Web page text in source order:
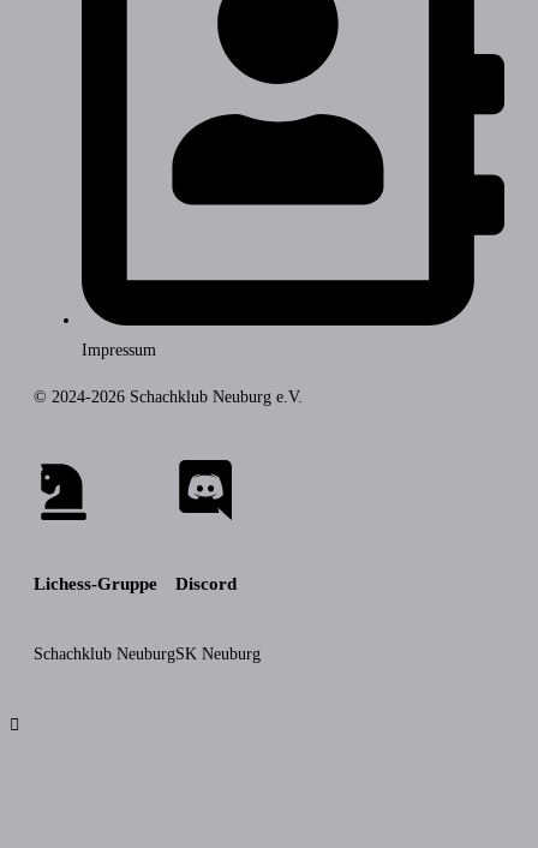
Impressum
© 2024-2026 Schachklub Neuburg e.V.
Lichess-Gruppe
Schachklub Neuburg
Discord
SK Neuburg